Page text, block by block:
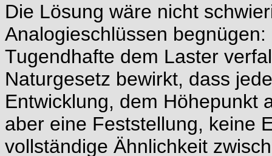
Die Lösung wäre nicht
Analogieschlüssen
Tugendhafte dem Laster
Naturgesetz bewirkt, dass
Entwicklung, dem Höhepunkt
aber eine Feststellung, keine
vollständige Ähnlichkeit